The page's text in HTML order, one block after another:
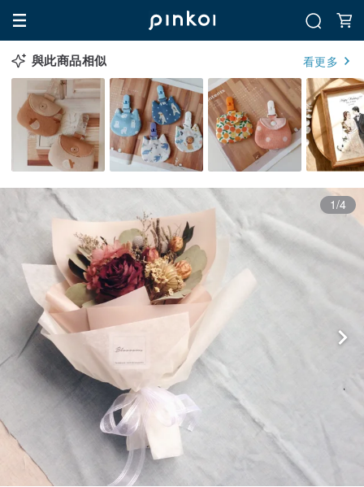
與此商品相似 看更多
1/4